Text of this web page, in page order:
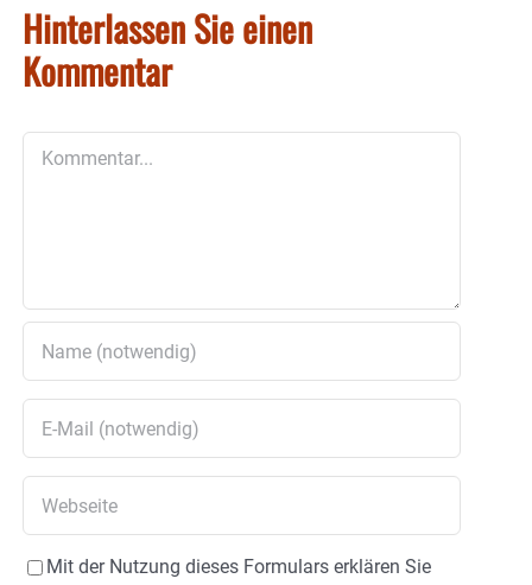
Hinterlassen Sie einen
Kommentar
Mit der Nutzung dieses Formulars erklären Sie